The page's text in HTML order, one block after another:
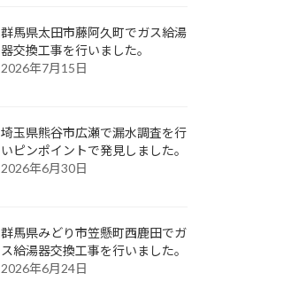
群馬県太田市藤阿久町でガス給湯
器交換工事を行いました。
2026年7月15日
埼玉県熊谷市広瀬で漏水調査を行
いピンポイントで発見しました。
2026年6月30日
群馬県みどり市笠懸町西鹿田でガ
ス給湯器交換工事を行いました。
2026年6月24日